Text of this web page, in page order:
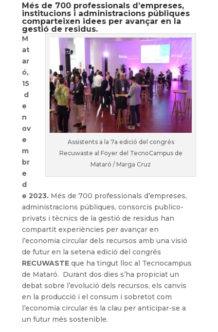
Més de 700 professionals d’empreses,
institucions i administracions públiques
comparteixen idees per avançar en la
gestió de residus.
Assistents a la 7a edició del congrés
Recuwaste al Foyer del TecnoCampus de
Mataró / Marga Cruz
M
at
ar
ó,
15
d
e
n
ov
e
m
br
e
d
e 2023.Més de 700 professionals d’empreses,
administracions públiques, consorcis publico-
privats i tècnics de la gestió de residus han
compartit experiències per avançar en
l’economia circular dels recursos amb una visió
de futur en la setena edició del congrés
RECUWASTEque ha tingut lloc al Tecnocampus
de Mataró. Durant dos dies s’ha propiciat un
debat sobre l’evolució dels recursos, els canvis
en la producció i el consum i sobretot com
l’economia circular és la clau per anticipar-se a
un futur més sostenible.